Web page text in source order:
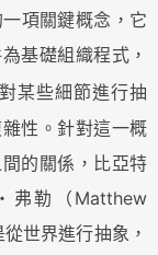
項關鍵概念，它
基礎組織程式，
某些細節進行抽
性。針對這一概
的關係，比亞特
弗勒（Matthew
世界進行抽象，